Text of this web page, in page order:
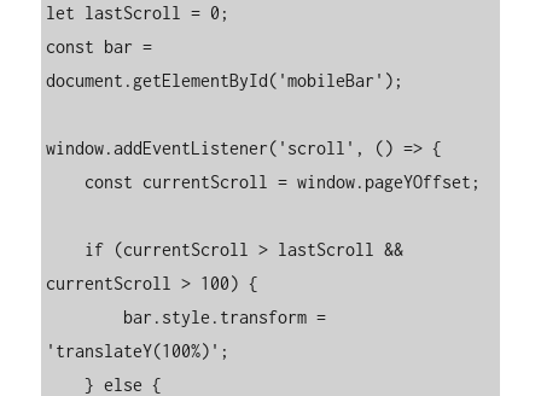
let lastScroll = 0;
const bar =
document.getElementById('mobileBar');
window.addEventListener('scroll', () => {
currentScroll > 100) {
'translateY(100%)';
    } else {